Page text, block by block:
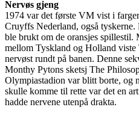
Nervøs gjeng
1974 var det første VM vist i
Cruyffs Nederland, også
ble brukt om de oransjes
mellom Tyskland og Holland
nervøst rundt på banen. Denne
Monthy Pytons sketsj The
Olympiastadion var blitt borte, og
skulle komme til rette var det en
hadde nervene utenpå drakta.